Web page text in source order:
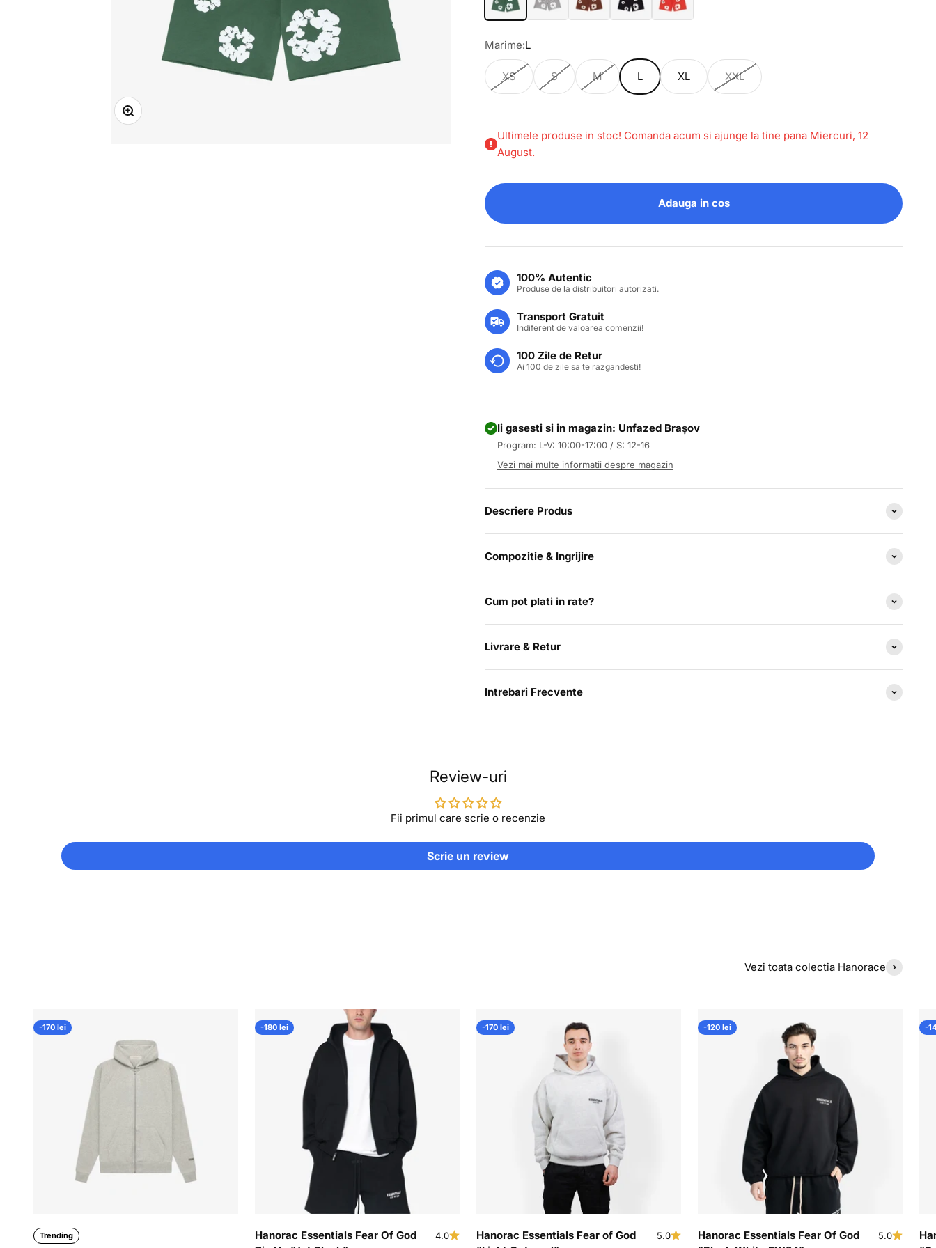
Mareste
Marime:L
XS S M L XL XXL
Ultimele produse in stoc! Comanda acum si ajunge la tine pana Miercuri, 12
August.
Adauga in cos
100% Autentic
Produse de la distribuitori autorizati.
Transport Gratuit
Indiferent de valoarea comenzii!
100 Zile de Retur
Ai 100 de zile sa te razgandesti!
Ii gasesti si in magazin: Unfazed Brașov
Program: L-V: 10:00-17:00 / S: 12-16
Vezi mai multe informatii despre magazin
Descriere Produs
Compozitie & Ingrijire
Cum pot plati in rate?
Livrare & Retur
Intrebari Frecvente
Review-uri
Fii primul care scrie o recenzie
Scrie un review
Vezi toata colectia Hanorace
-170 lei
Trending
-180 lei
Hanorac Essentials Fear Of God
4.0
-170 lei
Hanorac Essentials Fear of God
5.0
-120 lei
Hanorac Essentials Fear Of God
5.0
-